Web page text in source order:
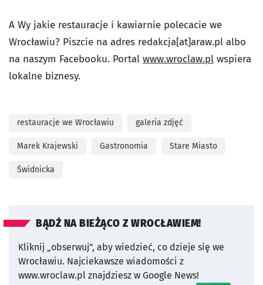
A Wy jakie restauracje i kawiarnie polecacie we
Wrocławiu? Piszcie na adres redakcja[at]araw.pl albo
na naszym Facebooku. Portal www.wroclaw.pl wspiera
lokalne biznesy.
restauracje we Wrocławiu galeria zdjęć
Marek Krajewski Gastronomia Stare Miasto
Świdnicka
BĄDŹ NA BIEŻĄCO Z WROCŁAWIEM!
Kliknij „obserwuj”, aby wiedzieć, co dzieje się we
Wrocławiu. Najciekawsze wiadomości z
www.wroclaw.pl znajdziesz w Google News!